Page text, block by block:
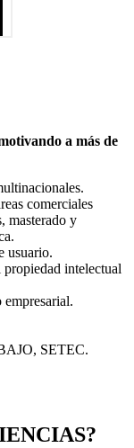
a más de
comerciales
masterado y
usuario.
intelectual
empresarial.
SETEC.